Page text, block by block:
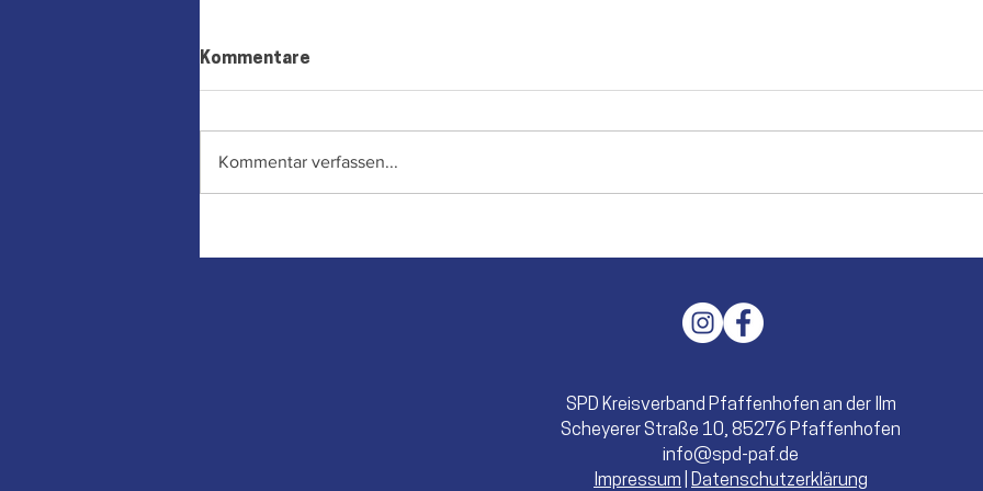
Kita‑Zuschuss – Aiwanger
großen Verdiensten
Kommentare
Kommentar verfassen...
SPD Kreisverband Pfaffenhofen an der Ilm
Scheyerer Straße 10, 85276 Pfaffenhofen
info@spd-paf.de
Impressum
Datenschutzerklärung